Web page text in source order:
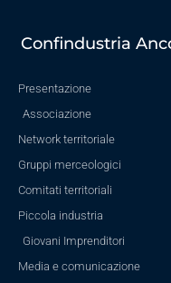
Confindustria
Presentazione
Associazione
Network territoriale
Gruppi merceologici
Comitati territoriali
Piccola industria
Giovani Imprenditori
Media e comunicazione